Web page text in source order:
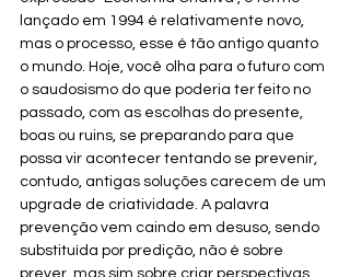
lançado em 1994 é relativamente novo,
mas o processo, esse é tão antigo quanto
o mundo. Hoje, você olha para o futuro com
o saudosismo do que poderia ter feito no
passado, com as escolhas do presente,
boas ou ruins, se preparando para que
possa vir acontecer tentando se prevenir,
contudo, antigas soluções carecem de um
upgrade de criatividade. A palavra
prevenção vem caindo em desuso, sendo
substituída por predição, não é sobre
prever, mas sim sobre criar perspectivas